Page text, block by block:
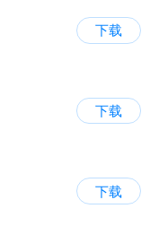
下载
下载
下载